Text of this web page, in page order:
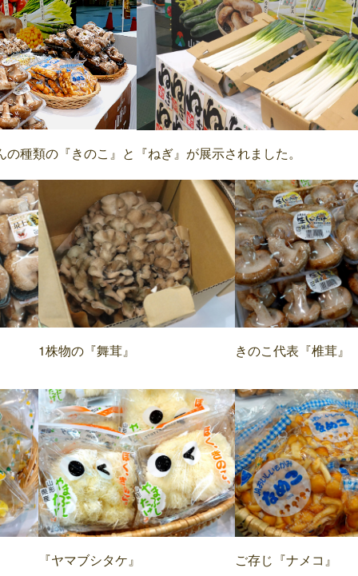
の種類の『きのこ』と『ねぎ』が展示されました。
1株物の『舞茸』 きのこ代表『椎茸』
『ヤマブシタケ』 ご存じ『ナメコ』